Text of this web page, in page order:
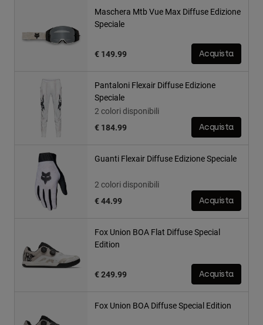
Maschera Mtb Vue Max Diffuse Edizione
Speciale
€ 149.99 Acquista
Pantaloni Flexair Diffuse Edizione
Speciale
2 colori disponibili
€ 184.99
Acquista
Guanti Flexair Diffuse Edizione Speciale
2 colori disponibili
€ 44.99
Acquista
Fox Union BOA Flat Diffuse Special
Edition
€ 249.99 Acquista
Fox Union BOA Diffuse Special Edition